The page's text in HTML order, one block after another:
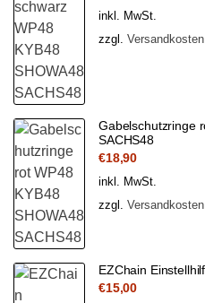
inkl. MwSt.
zzgl. Versandkosten
Gabelschutzringe
SACHS48
€18,90
inkl. MwSt.
zzgl. Versandkosten
EZChain
€15,00